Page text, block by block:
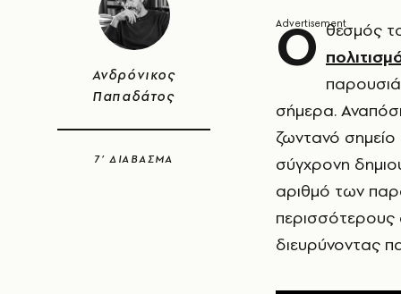
Ανδρόνικος
Παπαδάτος
7’ ΔΙΑΒΑΣΜΑ
Ο θεσμός
σήμερα.
ζωντανό σημείο
σύγχρονη
αριθμό των
περισσότερους
διευρύνοντας